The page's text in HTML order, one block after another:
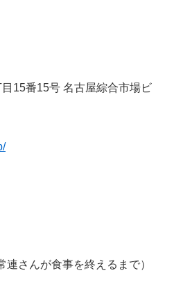
15番15号 名古屋綜合市場ビ
さんが食事を終えるまで）